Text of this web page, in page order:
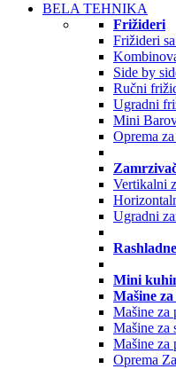
BELA TEHNIKA
Frižideri
Frižideri
Side by
Ručni
Ugradni
Mini
Oprema
Vertikalni
Ugradni
Mini
Mašine za
Mašine za
Mašine za
Mašine za
Oprema